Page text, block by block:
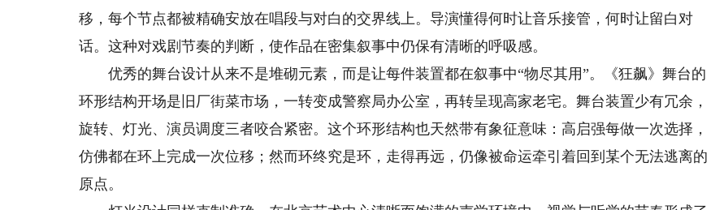
移，每个节点都被精确安放在唱段与对白的交界线上。导演懂得何时让音乐接管，何时让留白对
话。这种对戏剧节奏的判断，使作品在密集叙事中仍保有清晰的呼吸感。
优秀的舞台设计从来不是堆砌元素，而是让每件装置都在叙事中“物尽其用”。《狂飙》舞台的
环形结构开场是旧厂街菜市场，一转变成警察局办公室，再转呈现高家老宅。舞台装置少有冗余，
旋转、灯光、演员调度三者咬合紧密。这个环形结构也天然带有象征意味：高启强每做一次选择，
仿佛都在环上完成一次位移；然而环终究是环，走得再远，仍像被命运牵引着回到某个无法逃离的
原点。